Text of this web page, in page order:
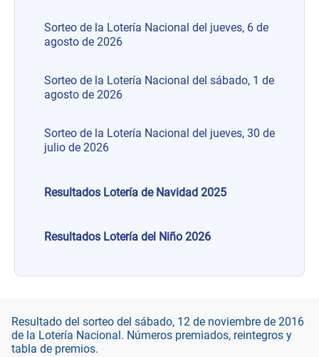
Resultado del sorteo del sábado, 12 de noviembre de 2016
de la Lotería Nacional. Números premiados, reintegros y
tabla de premios.
Sorteo de la Lotería Nacional del jueves, 6 de
agosto de 2026
Sorteo de la Lotería Nacional del sábado, 1 de
agosto de 2026
Sorteo de la Lotería Nacional del jueves, 30 de
julio de 2026
Resultados Lotería de Navidad 2025
Resultados Lotería del Niño 2026